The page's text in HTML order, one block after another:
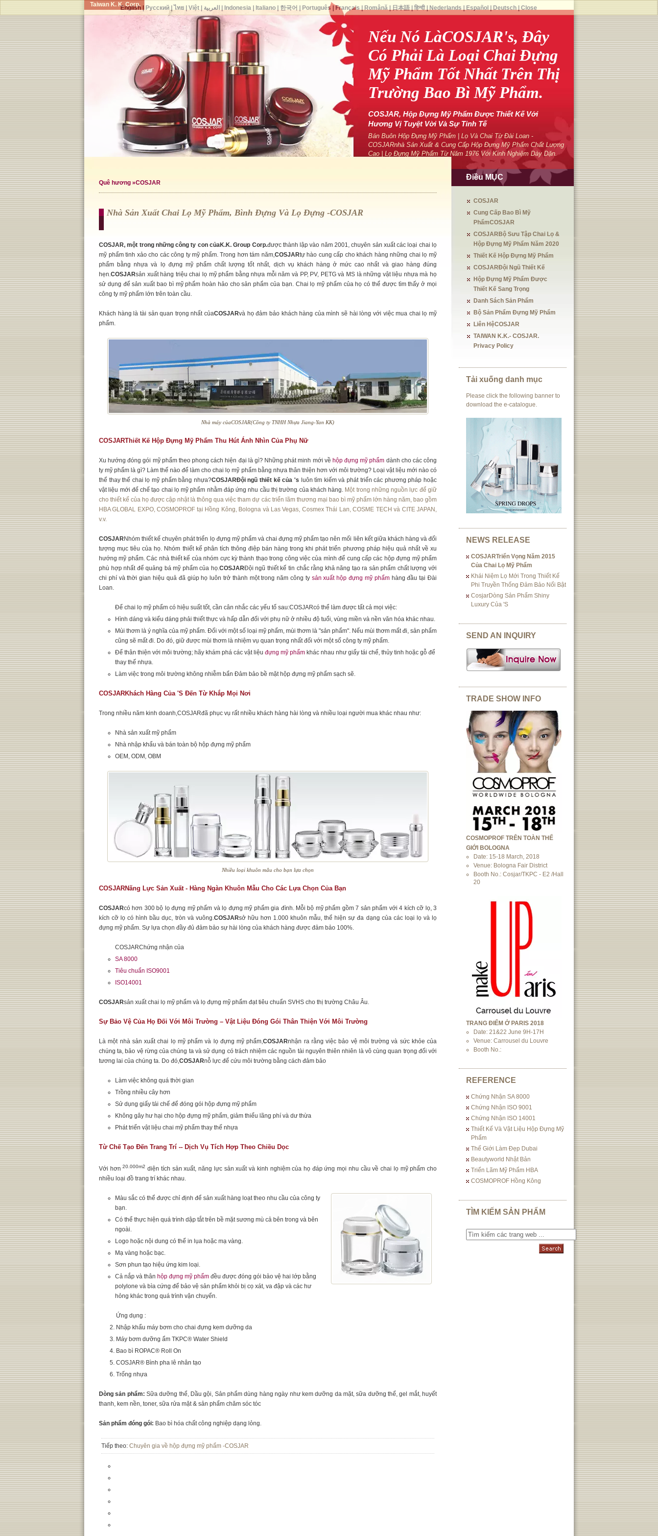
Taiwan K. K. Corp.
Nếu Nó LàCOSJAR's, Đây
Có Phải Là Loại Chai Đựng
Mỹ Phẩm Tốt Nhất Trên Thị
Trường Bao Bì Mỹ Phẩm.
COSJAR, Hộp Đựng Mỹ Phẩm Được Thiết Kế Với
Hương Vị Tuyệt Vời Và Sự Tinh Tế
Bán Buôn Hộp Đựng Mỹ Phẩm | Lọ Và Chai Từ Đài Loan -
COSJARnhà Sản Xuất & Cung Cấp Hộp Đựng Mỹ Phẩm Chất Lượng
Cao | Lọ Đựng Mỹ Phẩm Từ Năm 1976 Với Kinh Nghiệm Dày Dặn.
Quê hương »COSJAR
Nhà Sản Xuất Chai Lọ Mỹ Phẩm, Bình Đựng Và Lọ Đựng -COSJAR
COSJAR, một trong những công ty con củaK.K. Group Corp.được thành lập vào năm 2001, chuyên sản xuất các loại chai lọ
mỹ phẩm tinh xảo cho các công ty mỹ phẩm. Trong hơn tám năm,COSJARtự hào cung cấp cho khách hàng những chai lọ mỹ
phẩm bằng nhựa và lọ đựng mỹ phẩm chất lượng tốt nhất, dịch vụ khách hàng ở mức cao nhất và giao hàng đúng
hẹn.COSJARsản xuất hàng triệu chai lọ mỹ phẩm bằng nhựa mỗi năm và PP, PV, PETG và MS là những vật liệu nhựa mà họ
sử dụng để sản xuất bao bì mỹ phẩm hoàn hảo cho sản phẩm của bạn. Chai lọ mỹ phẩm của họ có thể được tìm thấy ở mọi
công ty mỹ phẩm lớn trên toàn cầu.
Khách hàng là tài sản quan trọng nhất củaCOSJARvà họ đảm bảo khách hàng của mình sẽ hài lòng với việc mua chai lọ mỹ
phẩm.
Nhà máy củaCOSJAR(Công ty TNHH Nhựa Jiang-Yan KK)
COSJARThiết Kế Hộp Đựng Mỹ Phẩm Thu Hút Ánh Nhìn Của Phụ Nữ
Xu hướng đóng gói mỹ phẩm theo phong cách hiện đại là gì? Những phát minh mới về hộp đựng mỹ phẩm dành cho các công
ty mỹ phẩm là gì? Làm thế nào để làm cho chai lọ mỹ phẩm bằng nhựa thân thiện hơn với môi trường? Loại vật liệu mới nào có
thể thay thế chai lọ mỹ phẩm bằng nhựa?COSJARĐội ngũ thiết kế của 's luôn tìm kiếm và phát triển các phương pháp hoặc
vật liệu mới để chế tạo chai lọ mỹ phẩm nhằm đáp ứng nhu cầu thị trường của khách hàng. Một trong những nguồn lực để giữ
cho thiết kế của họ được cập nhật là thông qua việc tham dự các triển lãm thương mại bao bì mỹ phẩm lớn hàng năm, bao gồm
HBA GLOBAL EXPO, COSMOPROF tại Hồng Kông, Bologna và Las Vegas, Cosmex Thái Lan, COSME TECH và CITE JAPAN,
v.v.
COSJARNhóm thiết kế chuyên phát triển lọ đựng mỹ phẩm và chai đựng mỹ phẩm tạo nên mối liên kết giữa khách hàng và đối
tượng mục tiêu của họ. Nhóm thiết kế phân tích thông điệp bán hàng trong khi phát triển phương pháp hiệu quả nhất về xu
hướng mỹ phẩm. Các nhà thiết kế của nhóm cực kỳ thành thạo trong công việc của mình để cung cấp các hộp đựng mỹ phẩm
phù hợp nhất để quảng bá mỹ phẩm của họ.COSJARĐội ngũ thiết kế tin chắc rằng khả năng tạo ra sản phẩm chất lượng với
chi phí và thời gian hiệu quả đã giúp họ luôn trở thành một trong năm công ty sản xuất hộp đựng mỹ phẩmhàng đầu tại Đài
Loan.
Để chai lọ mỹ phẩm có hiệu suất tốt, cần cân nhắc các yếu tố sau:COSJARcó thể làm được tất cả mọi việc:
Hình dáng và kiểu dáng phải thiết thực và hấp dẫn đối với phụ nữ ở nhiều độ tuổi, vùng miền và nền văn hóa khác nhau.
Mùi thơm là ý nghĩa của mỹ phẩm. Đối với một số loại mỹ phẩm, mùi thơm là "sản phẩm". Nếu mùi thơm mất đi, sản phẩm
cũng sẽ mất đi. Do đó, giữ được mùi thơm là nhiệm vụ quan trọng nhất đối với một số công ty mỹ phẩm.
Để thân thiện với môi trường; hãy khám phá các vật liệu đựng mỹ phẩm khác nhau như giấy tái chế, thủy tinh hoặc gỗ để
thay thế nhựa.
Làm việc trong môi trường không nhiễm bẩn Đảm bảo bề mặt hộp đựng mỹ phẩm sạch sẽ.
COSJARKhách Hàng Của 's Đến Từ Khắp Mọi Nơi
Trong nhiều năm kinh doanh,COSJARđã phục vụ rất nhiều khách hàng hài lòng và nhiều loại người mua khác nhau như:
Nhà sản xuất mỹ phẩm
Nhà nhập khẩu và bán toàn bộ hộp đựng mỹ phẩm
OEM, ODM, OBM
Nhiều loại khuôn mẫu cho bạn lựa chọn
COSJARNăng Lực Sản Xuất - Hàng Ngàn Khuôn Mẫu Cho Các Lựa Chọn Của Bạn
COSJARcó hơn 300 bộ lọ đựng mỹ phẩm và lọ đựng mỹ phẩm gia đình. Mỗi bộ mỹ phẩm gồm 7 sản phẩm với 4 kích cỡ lọ, 3
kích cỡ lọ có hình bầu dục, tròn và vuông.COSJARsở hữu hơn 1.000 khuôn mẫu, thể hiện sự đa dạng của các loại lọ và lọ
đựng mỹ phẩm. Sự lựa chọn đầy đủ đảm bảo sự hài lòng của khách hàng được đảm bảo 100%.
COSJARChứng nhận của
SA 8000
Tiêu chuẩn ISO9001
ISO14001
COSJARsản xuất chai lọ mỹ phẩm và lọ đựng mỹ phẩm đạt tiêu chuẩn SVHS cho thị trường Châu Âu.
Sự Bảo Vệ Của Họ Đối Với Môi Trường – Vật Liệu Đóng Gói Thân Thiện Với Môi Trường
Là một nhà sản xuất chai lọ mỹ phẩm và lọ đựng mỹ phẩm,COSJARnhận ra rằng việc bảo vệ môi trường và sức khỏe của
chúng ta, bảo vệ rừng của chúng ta và sử dụng có trách nhiệm các nguồn tài nguyên thiên nhiên là vô cùng quan trọng đối với
tương lai của chúng ta. Do đó,COSJARnỗ lực để cứu môi trường bằng cách đảm bảo
Làm việc không quá thời gian
Trồng nhiều cây hơn
Sử dụng giấy tái chế để đóng gói hộp đựng mỹ phẩm
Không gây hư hại cho hộp đựng mỹ phẩm, giảm thiểu lãng phí và dư thừa
Phát triển vật liệu chai mỹ phẩm thay thế nhựa
Từ Chế Tạo Đến Trang Trí -- Dịch Vụ Tích Hợp Theo Chiều Dọc
Với hơn20.000m2 diện tích sản xuất, năng lực sản xuất và kinh nghiệm của họ đáp ứng mọi nhu cầu về chai lọ mỹ phẩm cho
nhiều loại đồ trang trí khác nhau.
Màu sắc có thể được chỉ định để sản xuất hàng loạt theo nhu cầu của công ty
bạn.
Có thể thực hiện quá trình dập tắt trên bề mặt sương mù cả bên trong và bên
ngoài.
Logo hoặc nội dung có thể in lụa hoặc mạ vàng.
Mạ vàng hoặc bạc.
Sơn phun tạo hiệu ứng kim loại.
Cả nắp và thân hộp đựng mỹ phẩm đều được đóng gói bảo vệ hai lớp bằng
polylone và bìa cứng để bảo vệ sản phẩm khỏi bị cọ xát, va đập và các hư
hỏng khác trong quá trình vận chuyển.
Ứng dụng :
Nhập khẩu máy bơm cho chai đựng kem dưỡng da
Máy bơm dưỡng ẩm TKPC® Water Shield
Bao bì ROPAC® Roll On
COSJAR® Bình pha lê nhân tạo
Trống nhựa
Dòng sản phẩm: Sữa dưỡng thể, Dầu gội, Sản phẩm dùng hàng ngày như kem dưỡng da mặt, sữa dưỡng thể, gel mắt, huyết
thanh, kem nền, toner, sữa rửa mặt & sản phẩm chăm sóc tóc
Sản phẩm đóng gói: Bao bì hóa chất công nghiệp dạng lỏng.
Tiếp theo: Chuyên gia về hộp đựng mỹ phẩm -COSJAR
Điều MỤC
COSJAR
Cung Cấp Bao Bì Mỹ
PhẩmCOSJAR
COSJARBộ Sưu Tập Chai Lọ &
Hộp Đựng Mỹ Phẩm Năm 2020
Thiết Kế Hộp Đựng Mỹ Phẩm
COSJARĐội Ngũ Thiết Kế
Hộp Đựng Mỹ Phẩm Được
Thiết Kế Sang Trọng
Danh Sách Sản Phẩm
Bộ Sản Phẩm Đựng Mỹ Phẩm
Liên HệCOSJAR
TAIWAN K.K.- COSJAR.
Privacy Policy
Tải xuống danh mục
Please click the following banner to
download the e-catalogue.
NEWS RELEASE
COSJARTriển Vọng Năm 2015
Của Chai Lọ Mỹ Phẩm
Khái Niệm Lọ Mới Trong Thiết Kế
Phi Truyền Thống Đảm Bảo Nổi Bật
CosjarDòng Sản Phẩm Shiny
Luxury Của 's
SEND AN INQUIRY
TRADE SHOW INFO
COSMOPROF TRÊN TOÀN THẾ
GIỚI BOLOGNA
Date: 15-18 March, 2018
Venue: Bologna Fair District
Booth No.: Cosjar/TKPC - E2 /Hall
20
TRANG ĐIỂM Ở PARIS 2018
Date: 21&22 June 9H-17H
Venue: Carrousel du Louvre
Booth No.:
REFERENCE
Chứng Nhận SA 8000
Chứng Nhận ISO 9001
Chứng Nhận ISO 14001
Thiết Kế Và Vật Liệu Hộp Đựng Mỹ
Phẩm
Thế Giới Làm Đẹp Dubai
Beautyworld Nhật Bản
Triển Lãm Mỹ Phẩm HBA
COSMOPROF Hồng Kông
TÌM KIẾM SẢN PHẨM
English| Русский| ไทย| Việt| العربية Indonesia| Italiano| 한국어 Português Français Română| 日本語| हिन्दी| Nederlands Español Deutsch| Close